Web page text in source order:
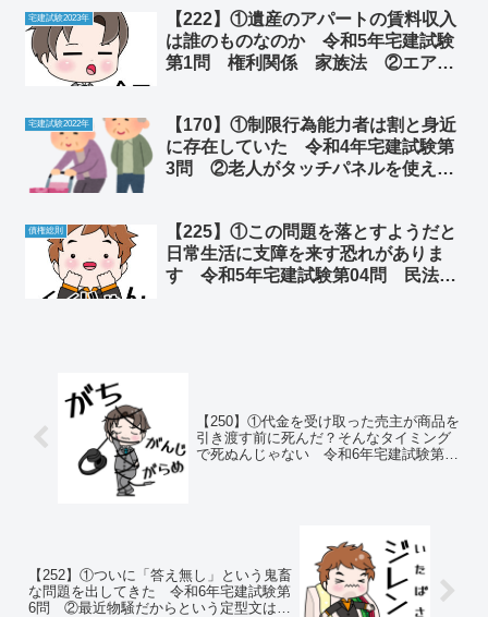
宅建試験2023年
【222】①遺産のアパートの賃料収入
は誰のものなのか 令和5年宅建試験
第1問 権利関係 家族法 ②エアコ
宅建試験2022年
【170】①制限行為能力者は割と身近
に存在していた 令和4年宅建試験第
3問 ②老人がタッチパネルを使えな
債権総則
【225】①この問題を落とすようだと
日常生活に支障を来す恐れがありま
す 令和5年宅建試験第04問 民法
【250】①代金を受け取った売主が商品を
引き渡す前に死んだ？そんなタイミング
で死ぬんじゃない 令和6年宅建試験第04
【252】①ついに「答え無し」という鬼畜
な問題を出してきた 令和6年宅建試験第
6問 ②最近物騒だからという定型文は間